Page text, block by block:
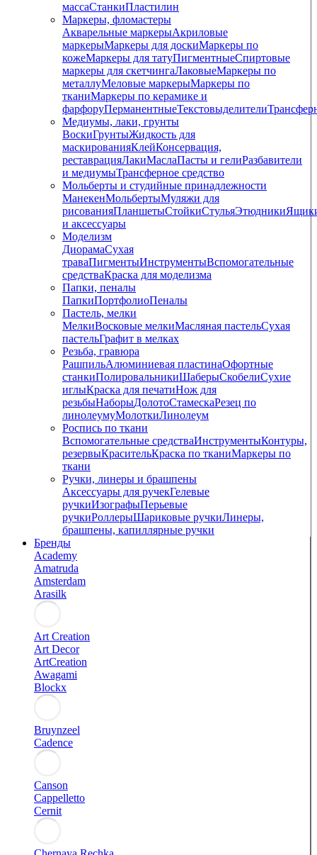
массаСтанкиПластилин
Маркеры, фломастеры
Акварельные маркерыАкриловые
маркерыМаркеры для доскиМаркеры по
кожеМаркеры для татуПигментныеCпиртовые
маркеры для скетчингаЛаковыеМаркеры по
металлуМеловые маркерыМаркеры по
тканиМаркеры по керамике и
фарфоруПерманентныеТекстовыделители
Медиумы, лаки, грунты
ВоскиГрунтыЖидкость для
маскированияКлейКонсервация,
реставрацияЛакиМаслаПасты и гелиРазбавители
и медиумыТрансферное средство
Мольберты и студийные принадлежности
МанекенМольбертыМуляжи для
рисованияПланшетыСтойкиСтульяЭтюдники
и аксессуары
Моделизм
ДиорамаСухая
траваПигментыИнструментыВспомогательные
средстваКраска для моделизма
Папки, пеналы
ПапкиПортфолиоПеналы
Пастель, мелки
МелкиВосковые мелкиМасляная пастельСухая
пастельГрафит в мелках
Резьба, гравюра
РашпильАлюминиевая пластинаОфортные
станкиПолировальникиШаберыСкобелиСухие
иглыКраска для печатиНож для
резьбыНаборыДолотоСтамескаРезец по
линолеумуМолоткиЛинолеум
Роспись по ткани
Вспомогательные средстваИнструментыКонтуры,
резервыКрасительКраска по тканиМаркеры по
ткани
Ручки, линеры и брашпены
Аксессуары для ручекГелевые
ручкиИзографыПерьевые
ручкиРоллерыШариковые ручкиЛинеры,
брашпены, капиллярные ручки
Бренды
Academy
Amatruda
Amsterdam
Arasilk
Art Creation
Art Decor
ArtCreation
Awagami
Blockx
Bruynzeel
Cadence
Canson
Cappelletto
Cernit